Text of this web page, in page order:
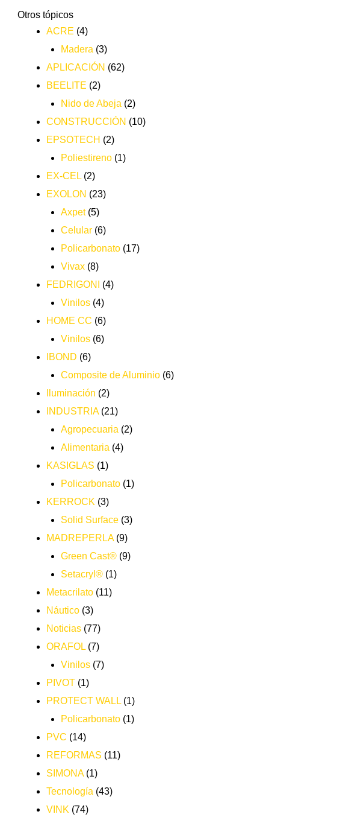
Otros tópicos
ACRE (4)
Madera (3)
APLICACIÓN (62)
BEELITE (2)
Nido de Abeja (2)
CONSTRUCCIÓN (10)
EPSOTECH (2)
Poliestireno (1)
EX-CEL (2)
EXOLON (23)
Axpet(5)
Celular (6)
Policarbonato (17)
Vivax (8)
FEDRIGONI
(4)
Vinilos (4)
HOME CC (6)
Vinilos (6)
IBOND (6)
Composite de Aluminio (6)
Iluminación (2)
INDUSTRIA(21)
Agropecuaria (2)
Alimentaria (4)
KASIGLAS (1)
Policarbonato (1)
KERROCK (3)
Solid Surface (3)
MADREPERLA(9)
Green Cast® (9)
Setacryl® (1)
Metacrilato (11)
Náutico (3)
Noticias (77)
ORAFOL (7)
Vinilos (7)
PIVOT (1)
PROTECT WALL (1)
Policarbonato (1)
PVC (14)
REFORMAS (11)
SIMONA(1)
Tecnología (43)
VINK (74)